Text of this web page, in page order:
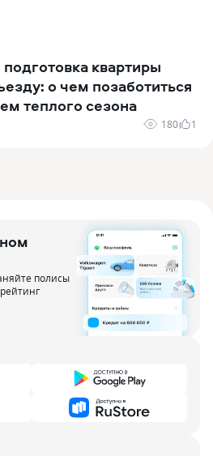
квартиры
о чем позаботиться
теплого сезона
180 1
полисы